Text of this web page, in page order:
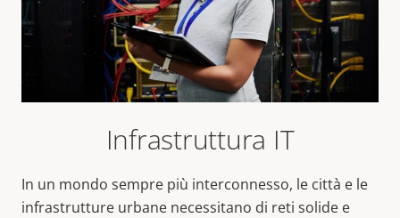
Infrastruttura IT
In un mondo sempre più interconnesso, le città e le
infrastrutture urbane necessitano di reti solide e